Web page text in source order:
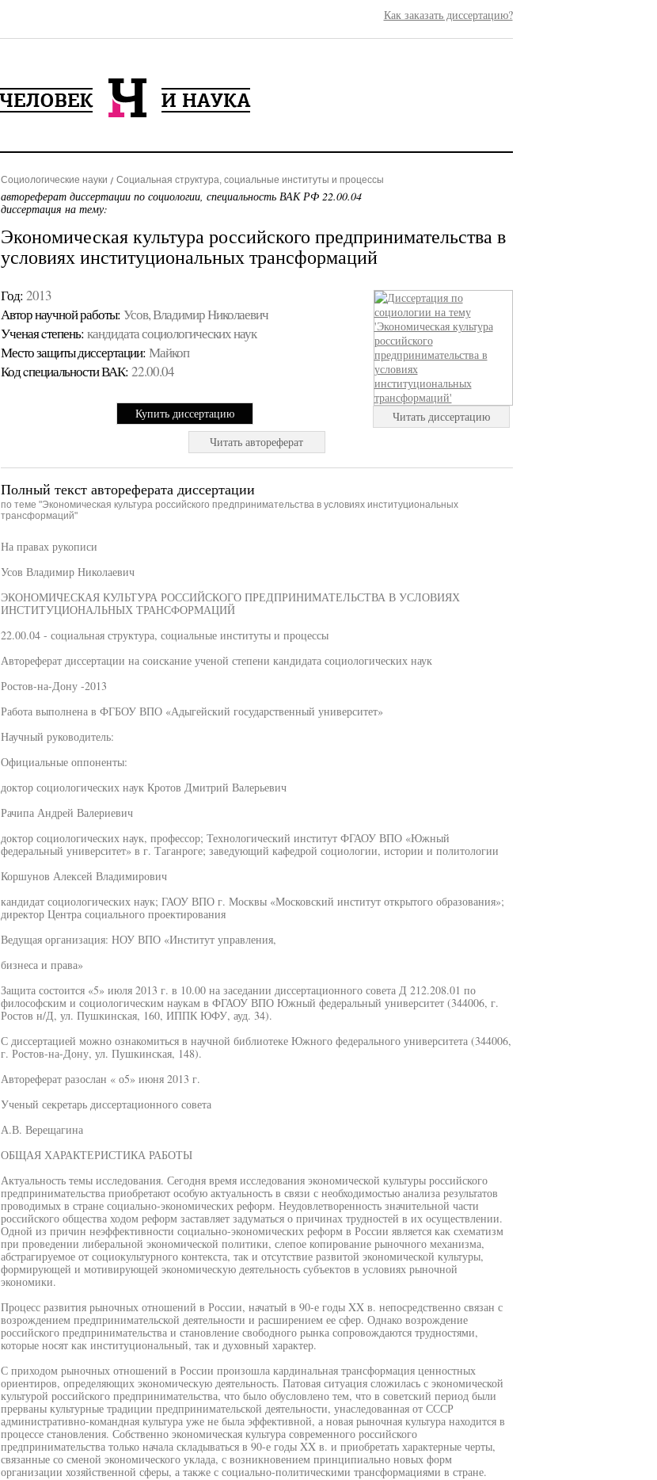
Как заказать диссертацию?
Социологические науки Социальная структура, социальные институты и процессы
автореферат диссертации по социологии, специальность ВАК РФ 22.00.04
диссертация на тему:
Экономическая культура российского предпринимательства в
условиях институциональных трансформаций
Год: 2013
Автор научной работы: Усов, Владимир Николаевич
Ученая cтепень: кандидата социологических наук
Место защиты диссертации: Майкоп
Код cпециальности ВАК: 22.00.04
Купить диссертацию
Читать диссертацию
Читать автореферат
Полный текст автореферата диссертации
по теме "Экономическая культура российского предпринимательства в условиях институциональных
трансформаций"
На правах рукописи
Усов Владимир Николаевич
ЭКОНОМИЧЕСКАЯ КУЛЬТУРА РОССИЙСКОГО ПРЕДПРИНИМАТЕЛЬСТВА В УСЛОВИЯХ
ИНСТИТУЦИОНАЛЬНЫХ ТРАНСФОРМАЦИЙ
22.00.04 - социальная структура, социальные институты и процессы
Автореферат диссертации на соискание ученой степени кандидата социологических наук
Ростов-на-Дону -2013
Работа выполнена в ФГБОУ ВПО «Адыгейский государственный университет»
Научный руководитель:
Официальные оппоненты:
доктор социологических наук Кротов Дмитрий Валерьевич
Рачипа Андрей Валериевич
доктор социологических наук, профессор; Технологический институт ФГАОУ ВПО «Южный
федеральный университет» в г. Таганроге; заведующий кафедрой социологии, истории и политологии
Коршунов Алексей Владимирович
кандидат социологических наук; ГАОУ ВПО г. Москвы «Московский институт открытого образования»;
директор Центра социального проектирования
Ведущая организация: НОУ ВПО «Институт управления,
бизнеса и права»
Защита состоится «5» июля 2013 г. в 10.00 на заседании диссертационного совета Д 212.208.01 по
философским и социологическим наукам в ФГАОУ ВПО Южный федеральный университет (344006, г.
Ростов н/Д, ул. Пушкинская, 160, ИППК ЮФУ, ауд. 34).
С диссертацией можно ознакомиться в научной библиотеке Южного федерального университета (344006,
г. Ростов-на-Дону, ул. Пушкинская, 148).
Автореферат разослан « о5» июня 2013 г.
Ученый секретарь диссертационного совета
А.В. Верещагина
ОБЩАЯ ХАРАКТЕРИСТИКА РАБОТЫ
Актуальность темы исследования. Сегодня время исследования экономической культуры российского
предпринимательства приобретают особую актуальность в связи с необходимостью анализа результатов
проводимых в стране социально-экономических реформ. Неудовлетворенность значительной части
российского общества ходом реформ заставляет задуматься о причинах трудностей в их осуществлении.
Одной из причин неэффективности социально-экономических реформ в России является как схематизм
при проведении либеральной экономической политики, слепое копирование рыночного механизма,
абстрагируемое от социокультурного контекста, так и отсутствие развитой экономической культуры,
формирующей и мотивирующей экономическую деятельность субъектов в условиях рыночной
экономики.
Процесс развития рыночных отношений в России, начатый в 90-е годы XX в. непосредственно связан с
возрождением предпринимательской деятельности и расширением ее сфер. Однако возрождение
российского предпринимательства и становление свободного рынка сопровождаются трудностями,
которые носят как институциональный, так и духовный характер.
С приходом рыночных отношений в России произошла кардинальная трансформация ценностных
ориентиров, определяющих экономическую деятельность. Патовая ситуация сложилась с экономической
культурой российского предпринимательства, что было обусловлено тем, что в советский период были
прерваны культурные традиции предпринимательской деятельности, унаследованная от СССР
административно-командная культура уже не была эффективной, а новая рыночная культура находится в
процессе становления. Собственно экономическая культура современного российского
предпринимательства только начала складываться в 90-е годы XX в. и приобретать характерные черты,
связанные со сменой экономического уклада, с возникновением принципиально новых форм
организации хозяйственной сферы, а также с социально-политическими трансформациями в стране.